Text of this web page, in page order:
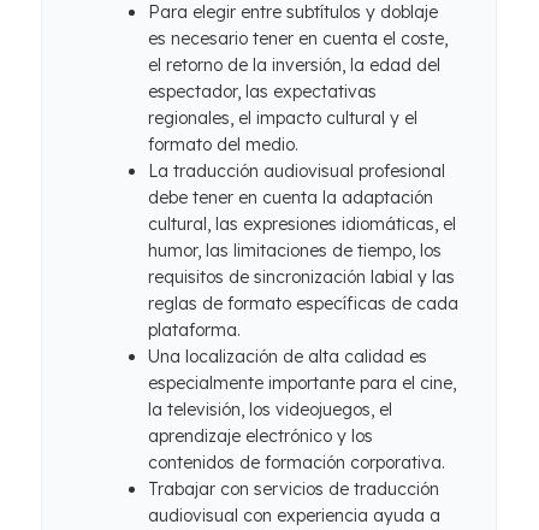
Para elegir entre subtítulos y doblaje
es necesario tener en cuenta el coste,
el retorno de la inversión, la edad del
espectador, las expectativas
regionales, el impacto cultural y el
formato del medio.
La traducción audiovisual profesional
debe tener en cuenta la adaptación
cultural, las expresiones idiomáticas, el
humor, las limitaciones de tiempo, los
requisitos de sincronización labial y las
reglas de formato específicas de cada
plataforma.
Una localización de alta calidad es
especialmente importante para el cine,
la televisión, los videojuegos, el
aprendizaje electrónico y los
contenidos de formación corporativa.
Trabajar con servicios de traducción
audiovisual con experiencia ayuda a